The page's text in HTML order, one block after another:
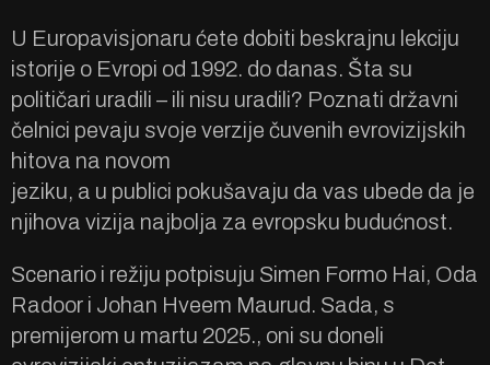
U Europavisjonaru ćete dobiti beskrajnu lekciju
istorije o Evropi od 1992. do danas. Šta su
političari uradili – ili nisu uradili? Poznati državni
čelnici pevaju svoje verzije čuvenih evrovizijskih
hitova na novom
jeziku, a u publici pokušavaju da vas ubede da je
njihova vizija najbolja za evropsku budućnost.
Scenario i režiju potpisuju Simen Formo Hai, Oda
Radoor i Johan Hveem Maurud. Sada, s
premijerom u martu 2025., oni su doneli